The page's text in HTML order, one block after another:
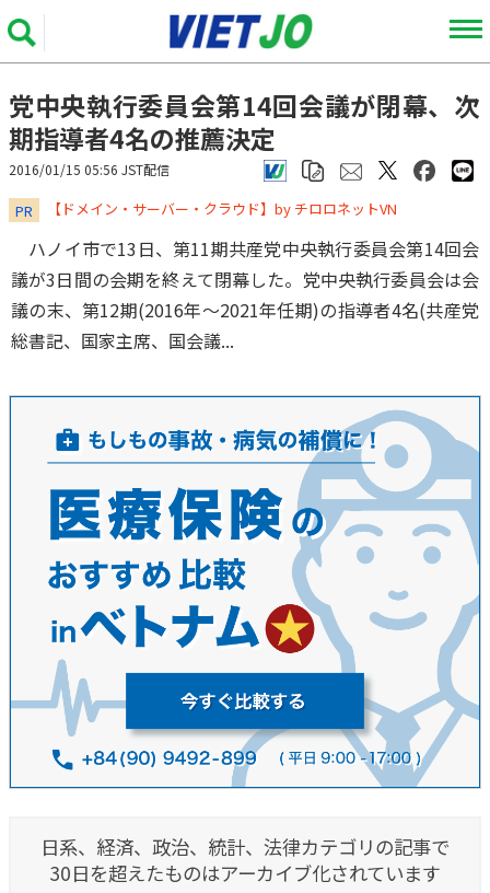
党中央執行委員会第14回会議が閉幕、次
期指導者4名の推薦決定
2016/01/15 05:56 JST配信
PR ​​​​​​​【ドメイン・サーバー・クラウド】by チロロネットVN
ハノイ市で13日、第11期共産党中央執行委員会第14回会
議が3日間の会期を終えて閉幕した。党中央執行委員会は会
議の末、第12期(2016年～2021年任期)の指導者4名(共産党
総書記、国家主席、国会議...
日系、経済、政治、統計、法律カテゴリの記事で
30日を超えたものはアーカイブ化されています